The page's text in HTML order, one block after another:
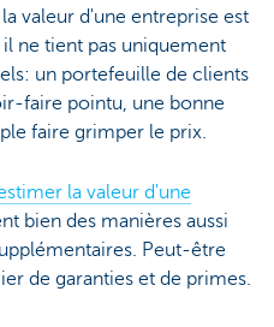
valeur d'une entreprise est
il ne tient pas uniquement
un portefeuille de clients
faire pointu, une bonne
faire grimper le prix.
la valeur d'une
bien des manières aussi
Peut-être
de garanties et de primes.